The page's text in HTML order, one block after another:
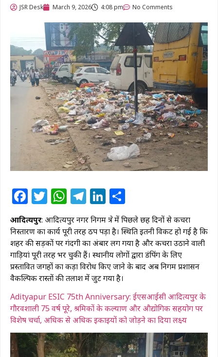
JSR Desk March 9, 2026 4:08 pm No Comments
Facebook
Twitter
WhatsApp
Telegram
LinkedIn
आदित्यपुर: आदित्यपुर नगर निगम क्षेत्र में पिछले छह दिनों से कचरा
निस्तारण का कार्य पूरी तरह ठप पड़ा है। स्थिति इतनी विकट हो गई है कि
शहर की सड़कों पर गंदगी का अंबार लग गया है और कचरा उठाने वाली
गाड़ियां पूरी तरह भर चुकी हैं। स्थानीय लोगों द्वारा डंपिंग के लिए
प्रस्तावित जगहों का कड़ा विरोध किए जाने के बाद अब निगम प्रशासन
वैकल्पिक रास्तों की तलाश में जुट गया है।
Adityapur ESIC 75th Anniversary: ईएसआईसी आदित्यपुर के
गौरवशाली 75 वर्ष पूरे, श्रमिकों के कल्याण और औद्योगिक सहयोग पर
विशेष चर्चा, अधिक से अधिक इकाइयों को जोड़ने का दिया लक्ष्य